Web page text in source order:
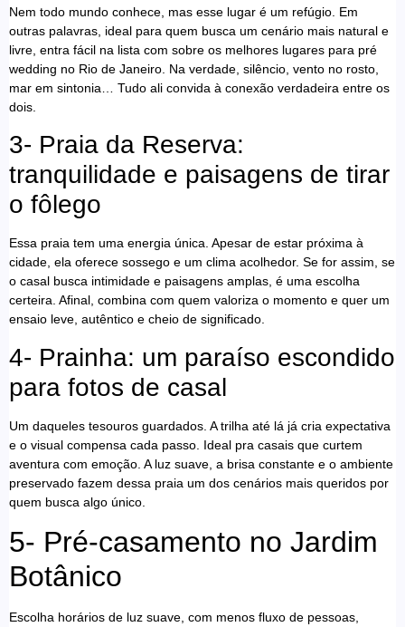
Nem todo mundo conhece, mas esse lugar é um refúgio. Em
outras palavras, ideal para quem busca um cenário mais natural e
livre, entra fácil na lista com sobre os melhores lugares para pré
wedding no Rio de Janeiro. Na verdade, silêncio, vento no rosto,
mar em sintonia… Tudo ali convida à conexão verdadeira entre os
dois.
3- Praia da Reserva:
tranquilidade e paisagens de tirar
o fôlego
Essa praia tem uma energia única. Apesar de estar próxima à
cidade, ela oferece sossego e um clima acolhedor. Se for assim, se
o casal busca intimidade e paisagens amplas, é uma escolha
certeira. Afinal, combina com quem valoriza o momento e quer um
ensaio leve, autêntico e cheio de significado.
4- Prainha: um paraíso escondido
para fotos de casal
Um daqueles tesouros guardados. A trilha até lá já cria expectativa
e o visual compensa cada passo. Ideal pra casais que curtem
aventura com emoção. A luz suave, a brisa constante e o ambiente
preservado fazem dessa praia um dos cenários mais queridos por
quem busca algo único.
5- Pré-casamento no Jardim
Botânico
Escolha horários de luz suave, com menos fluxo de pessoas,